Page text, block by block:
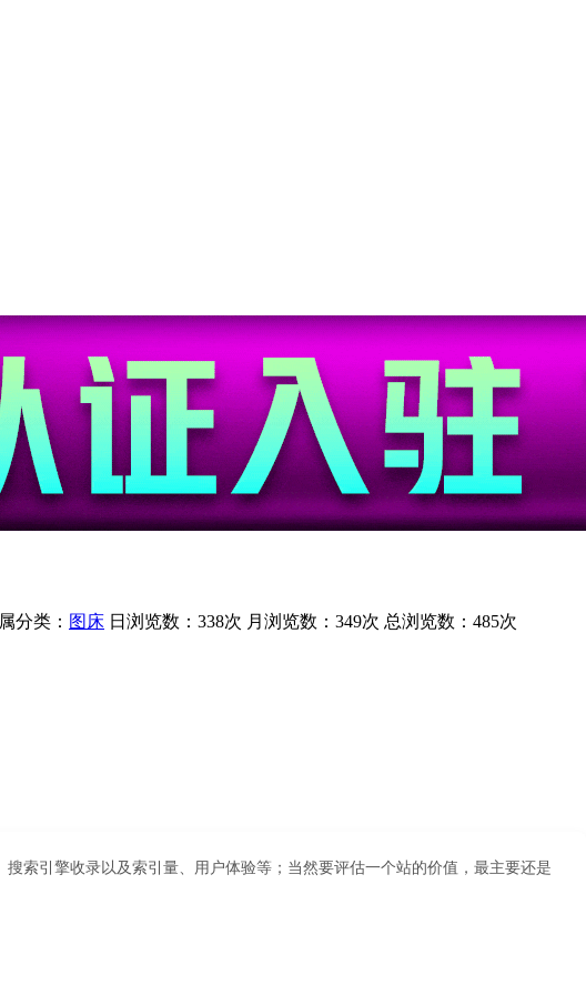
分类： 图床 日浏览数：338次 月浏览数：349次 总浏览数：485次
索引擎收录以及索引量、用户体验等；当然要评估一个站的价值，最主要还是